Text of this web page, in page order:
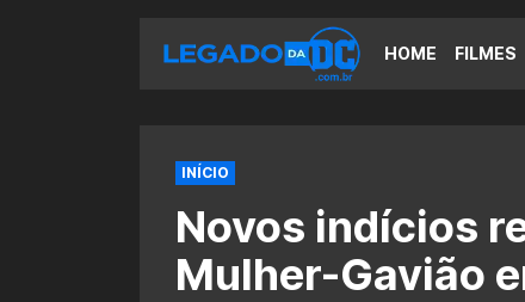
HOME FILMES
INÍCIO
Novos indícios
Mulher-Gavião